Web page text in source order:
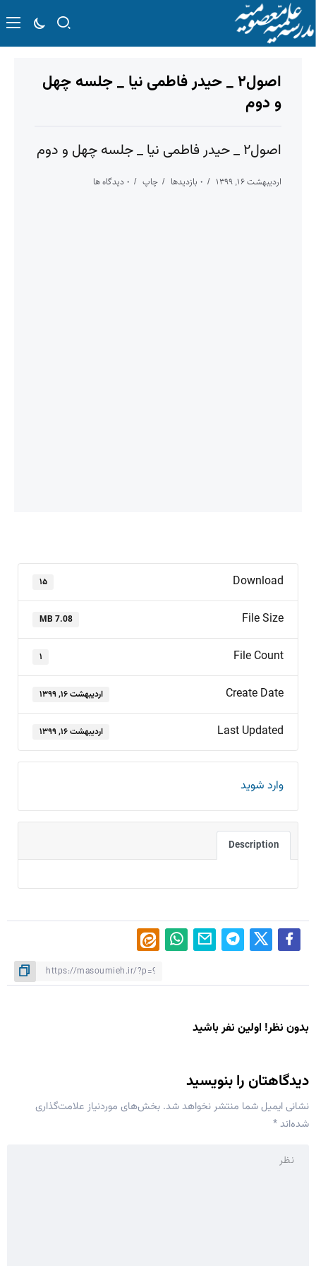
اصول۲ _ حیدر فاطمی نیا _ جلسه چهل
و دوم
اصول۲ _ حیدر فاطمی نیا _ جلسه چهل و دوم
اردیبهشت ۱۶, ۱۳۹۹ ۰ بازدیدها چاپ ۰ دیدگاه ها
Download ۱۵
File Size
7.08 MB
File Count ۱
Create Date اردیبهشت ۱۶, ۱۳۹۹
Last Updated اردیبهشت ۱۶, ۱۳۹۹
وارد شوید
Description
بدون نظر! اولین نفر باشید
دیدگاهتان را بنویسید
نشانی ایمیل شما منتشر نخواهد شد. بخش‌های موردنیاز علامت‌گذاری
شده‌اند*